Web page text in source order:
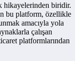
hikayelerinden biridir.
bu platform, özellikle
amacıyla yola
çalışan
platformlarından